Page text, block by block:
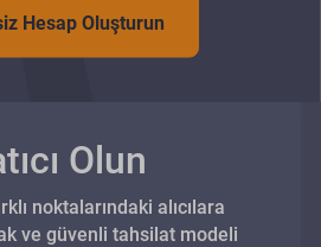
Hesap Oluşturun
Olun
noktalarındaki alıcılara
ve güvenli tahsilat modeli